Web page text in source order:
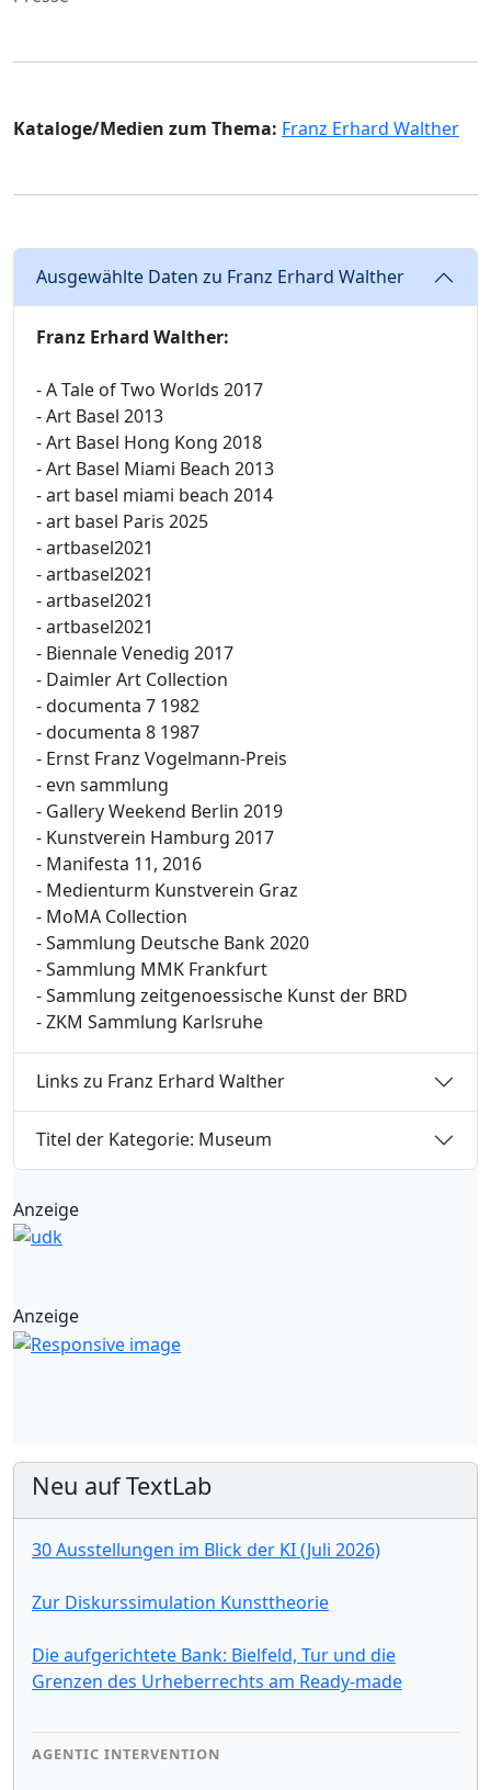
Kataloge/Medien zum Thema: Franz Erhard Walther
Ausgewählte Daten zu Franz Erhard Walther
Franz Erhard Walther:
- A Tale of Two Worlds 2017
- Art Basel 2013
- Art Basel Hong Kong 2018
- Art Basel Miami Beach 2013
- art basel miami beach 2014
- art basel Paris 2025
- artbasel2021
- artbasel2021
- artbasel2021
- artbasel2021
- Biennale Venedig 2017
- Daimler Art Collection
- documenta 7 1982
- documenta 8 1987
- Ernst Franz Vogelmann-Preis
- evn sammlung
- Gallery Weekend Berlin 2019
- Kunstverein Hamburg 2017
- Manifesta 11, 2016
- Medienturm Kunstverein Graz
- MoMA Collection
- Sammlung Deutsche Bank 2020
- Sammlung MMK Frankfurt
- Sammlung zeitgenoessische Kunst der BRD
- ZKM Sammlung Karlsruhe
Links zu Franz Erhard Walther
Titel der Kategorie: Museum
Anzeige
Anzeige
Neu auf TextLab
30 Ausstellungen im Blick der KI (Juli 2026)
Zur Diskurssimulation Kunsttheorie
Die aufgerichtete Bank: Bielfeld, Tur und die
Grenzen des Urheberrechts am Ready-made
AGENTIC INTERVENTION